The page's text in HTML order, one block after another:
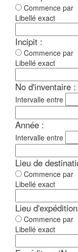
Commence par
Libellé exact
Incipit :
Commence par
Libellé exact
No d'inventaire :
Intervalle entre
Année :
Intervalle entre
Lieu de
Commence par
Libellé exact
Lieu
Commence par
Libellé exact